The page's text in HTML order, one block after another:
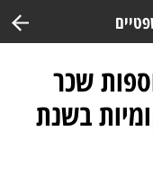
שכר
בשנת